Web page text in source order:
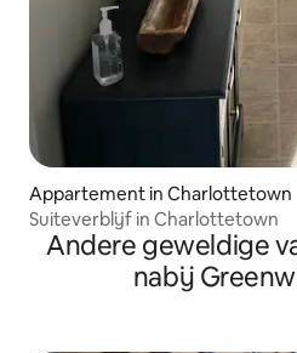
Appartement in Charlottetown
Suiteverblijf in Charlottetown
Andere geweldige
nabij